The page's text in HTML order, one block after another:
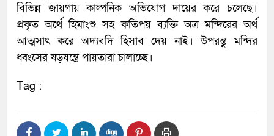
বিভিন্ন জায়গায় কাল্পনিক অভিযোগ দায়ের করে চলেছে।
প্রকৃত অর্থে হিমাংশু সহ কতিপয় ব্যক্তি অত্র মন্দিরের অর্থ
আত্মসাৎ করে অদ্যবদি হিসাব দেয় নাই। উপরন্তু মন্দির
ধ্বংসের ষড়যন্ত্রে পায়তারা চালাচ্ছে।
Tag :